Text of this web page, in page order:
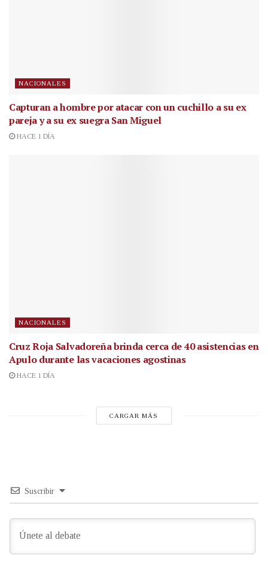
NACIONALES
Capturan a hombre por atacar con un cuchillo a su ex
pareja y a su ex suegra San Miguel
HACE 1 DÍA
NACIONALES
Cruz Roja Salvadoreña brinda cerca de 40 asistencias en
Apulo durante las vacaciones agostinas
HACE 1 DÍA
CARGAR MÁS
Suscribir